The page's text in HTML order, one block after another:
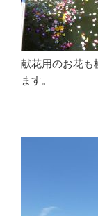
献花用のお花も
ます。